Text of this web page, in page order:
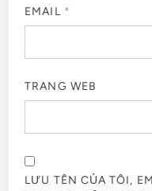
EMAIL *
TRANG WEB
LƯU TÊN CỦA TÔI,